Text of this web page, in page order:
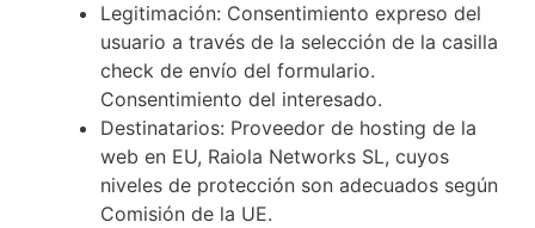
Legitimación: Consentimiento expreso del
usuario a través de la selección de la casilla
check de envío del formulario.
Consentimiento del interesado.
Destinatarios: Proveedor de hosting de la
web en EU, Raiola Networks SL, cuyos
niveles de protección son adecuados según
Comisión de la UE.